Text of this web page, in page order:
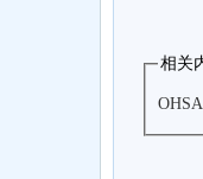
相关